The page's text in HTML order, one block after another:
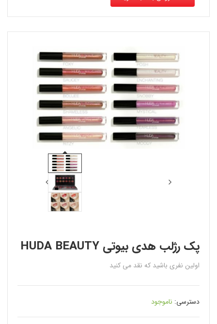
پک رژلب هدى بيوتى HUDA BEAUTY
اولین نفری باشید که نقد می کنید
دسترسی: ناموجود